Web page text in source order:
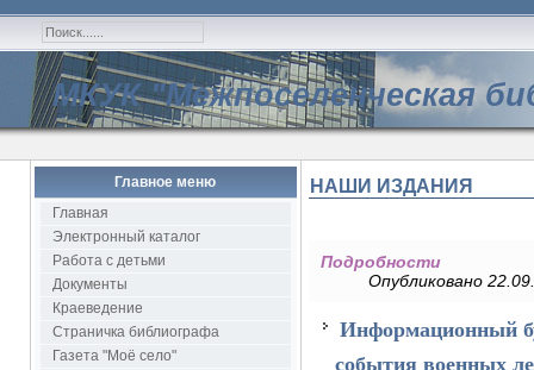
МКУК "Межпоселенческая
Главное меню
Главная
Электронный каталог
Работа с детьми
Документы
Краеведение
Страничка библиографа
Газета "Моё село"
НАШИ ИЗДАНИЯ
Подробности
Опубликовано
Информационный
события военных